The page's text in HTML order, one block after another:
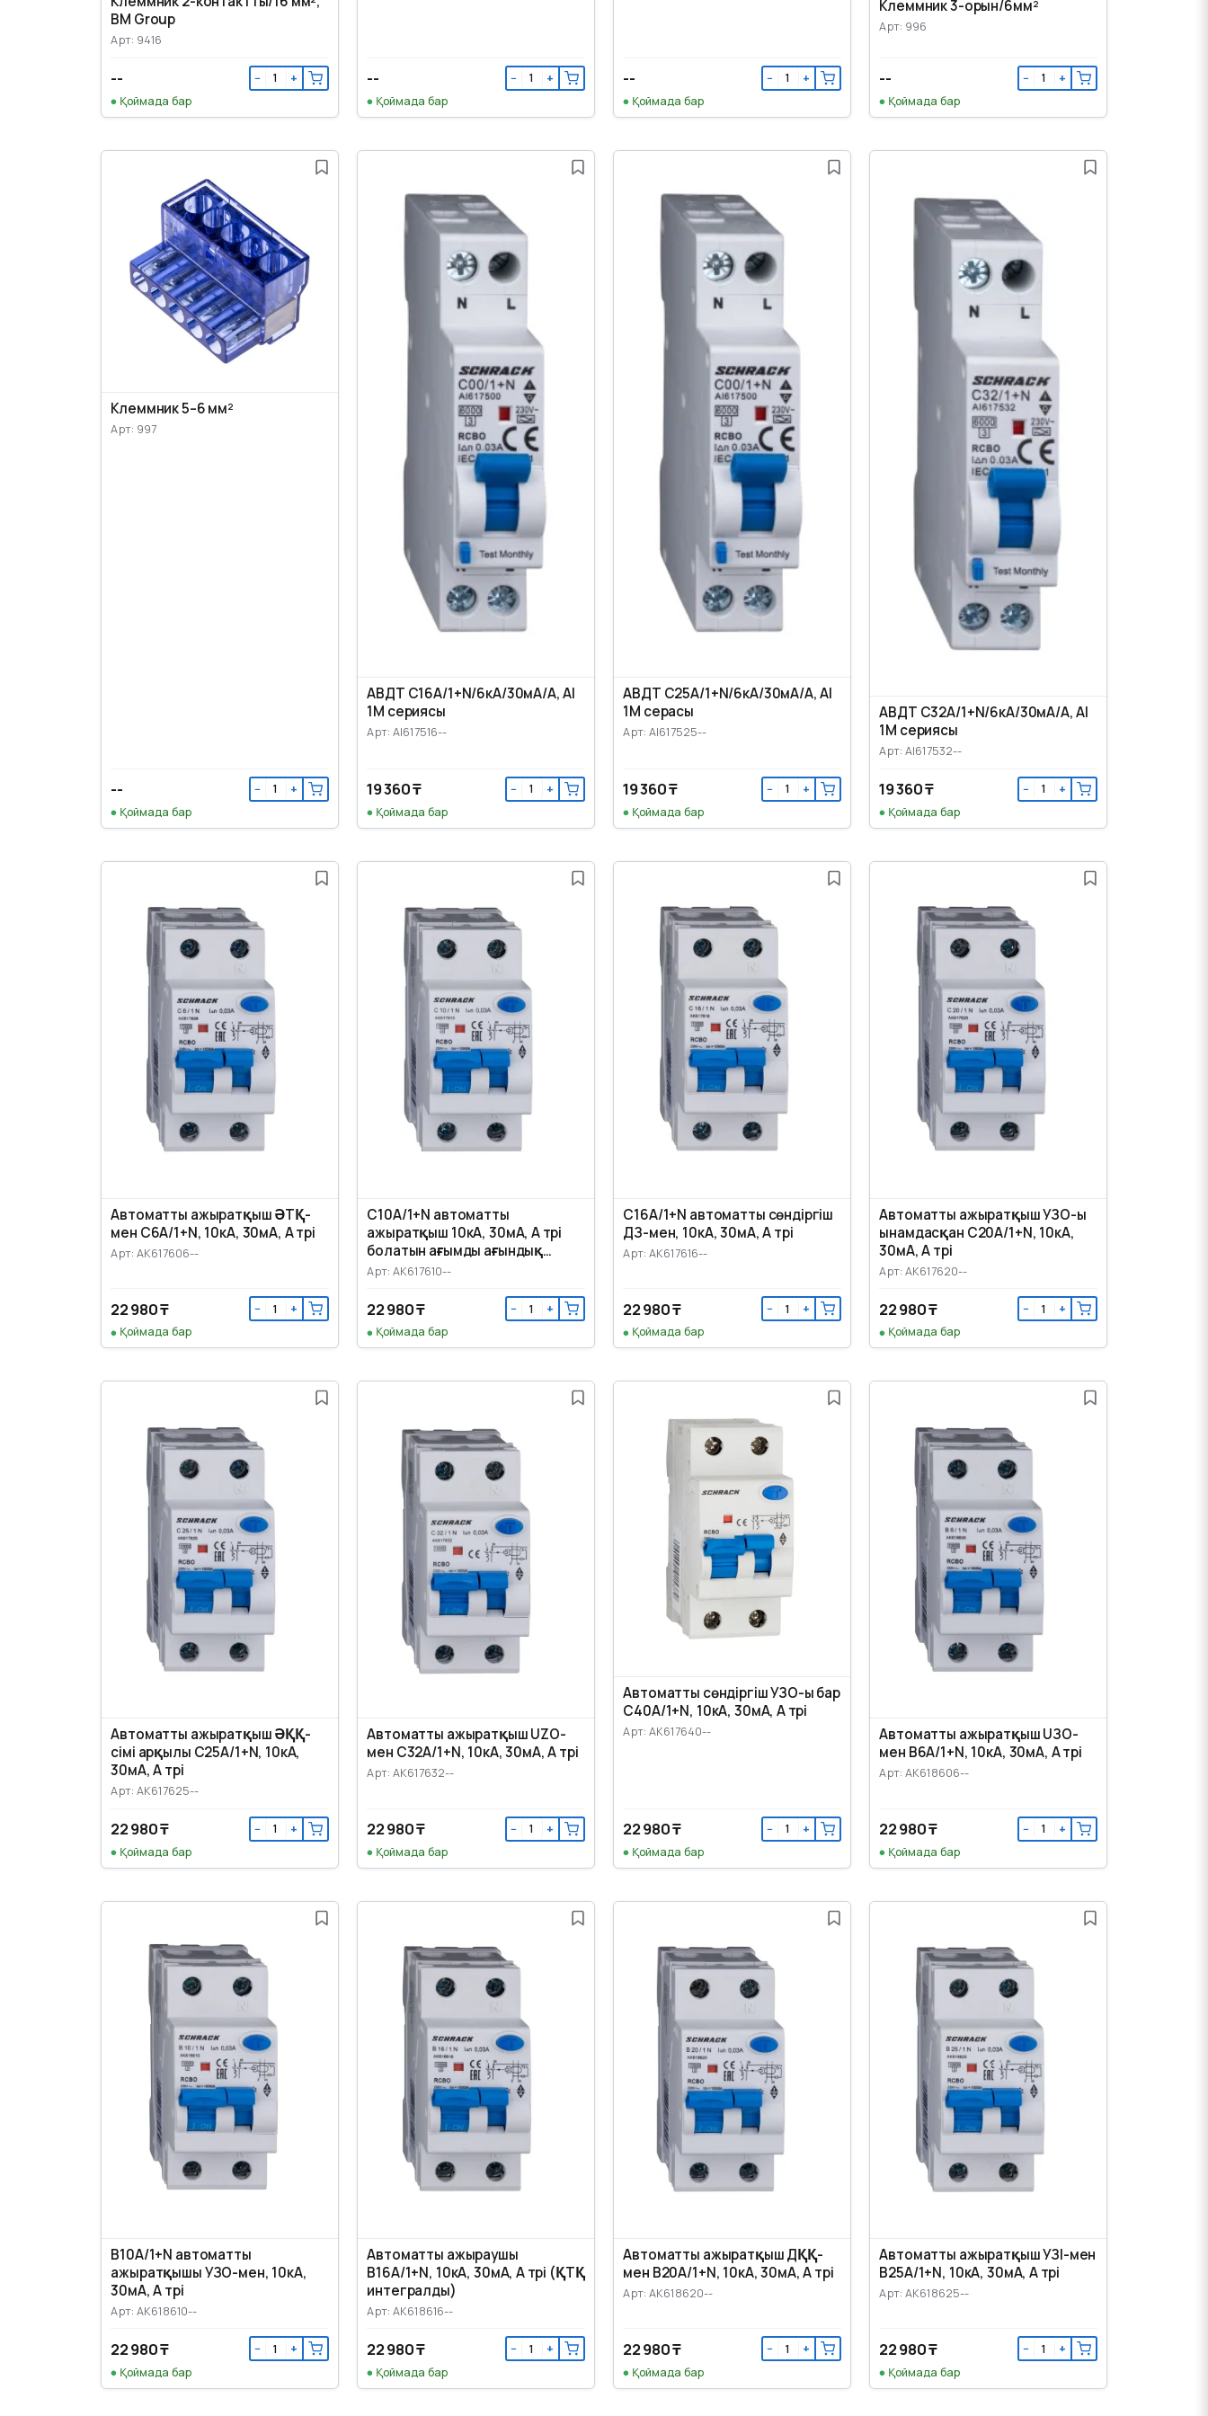
BM Group
Арт: 9416
-- − +
Қоймада бар
-- − +
Қоймада бар
-- − +
Қоймада бар
Клеммник 3-орын/6мм²
Арт: 996
-- − +
Қоймада бар
Клеммник 5–6 мм²
Арт: 997
-- − +
Қоймада бар
АВДТ C16А/1+N/6кА/30мА/А, AI
1M сериясы
Арт: AI617516--
19 360 ₸ − +
Қоймада бар
АВДТ C25А/1+N/6кА/30мА/А, AI
1M серасы
Арт: AI617525--
19 360 ₸ − +
Қоймада бар
АВДТ C32А/1+N/6кА/30мА/А, AI
1M сериясы
Арт: AI617532--
19 360 ₸ − +
Қоймада бар
Автоматты ажыратқыш ӘТҚ-
мен C6А/1+N, 10кА, 30мА, A түрі
Арт: AK617606--
22 980 ₸ − +
Қоймада бар
C10А/1+N автоматты
ажыратқыш 10кА, 30мА, A түрі
болатын ағымды ағындық
қорғау (УЗО) құрылғысы
Арт: AK617610--
22 980 ₸ − +
Қоймада бар
С16А/1+N автоматты сөндіргіш
ДЗ-мен, 10кА, 30мА, А түрі
Арт: AK617616--
22 980 ₸ − +
Қоймада бар
Автоматты ажыратқыш УЗО-ы
ынамдасқан C20А/1+N, 10кА,
30мА, А түрі
Арт: AK617620--
22 980 ₸ − +
Қоймада бар
Автоматты ажыратқыш ӘҚҚ-
сімі арқылы C25А/1+N, 10кА,
30мА, А түрі
Арт: AK617625--
22 980 ₸ − +
Қоймада бар
Автоматты ажыратқыш UZO-
мен C32А/1+N, 10кА, 30мА, А түрі
Арт: AK617632--
22 980 ₸ − +
Қоймада бар
Автоматты сөндіргіш УЗО-ы бар
C40А/1+N, 10кА, 30мА, А түрі
Арт: AK617640--
22 980 ₸ − +
Қоймада бар
Автоматты ажыратқыш UЗО-
мен B6А/1+N, 10кА, 30мА, А түрі
Арт: AK618606--
22 980 ₸ − +
Қоймада бар
B10А/1+N автоматты
ажыратқышы УЗО-мен, 10кА,
30мА, А түрі
Арт: AK618610--
22 980 ₸ − +
Қоймада бар
Автоматты ажыраушы
B16А/1+N, 10кА, 30мА, A түрі (ҚТҚ
интегралды)
Арт: AK618616--
22 980 ₸ − +
Қоймада бар
Автоматты ажыратқыш ДҚҚ-
мен B20А/1+N, 10кА, 30мА, A түрі
Арт: AK618620--
22 980 ₸ − +
Қоймада бар
Автоматты ажыратқыш УЗІ-мен
B25А/1+N, 10кА, 30мА, А түрі
Арт: AK618625--
22 980 ₸ − +
Қоймада бар